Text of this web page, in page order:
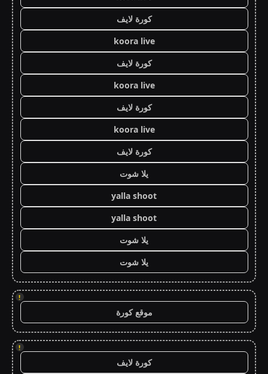
كورة لايف
koora live
كورة لايف
koora live
كورة لايف
koora live
كورة لايف
يلا شوت
yalla shoot
yalla shoot
يلا شوت
يلا شوت
!
موقع كورة
!
كورة لايف